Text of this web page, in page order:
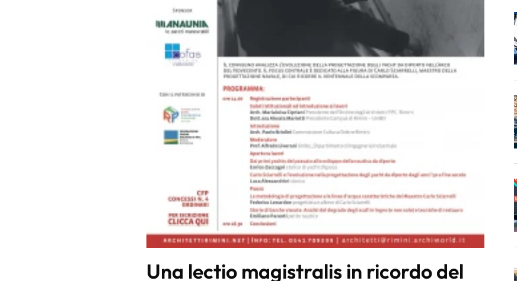
Una lectio magistralis in ricordo del